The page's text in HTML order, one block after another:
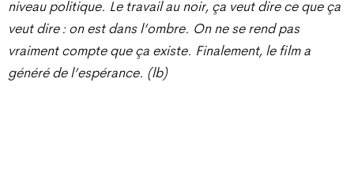
niveau politique. Le travail au noir, ça veut dire ce que ça
veut dire : on est dans l’ombre. On ne se rend pas
vraiment compte que ça existe. Finalement, le film a
généré de l’espérance. (lb)